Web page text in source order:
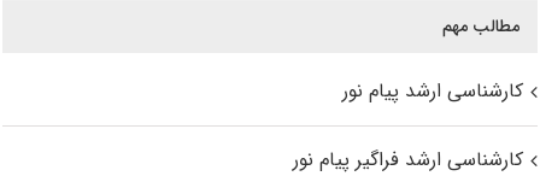
مطالب مهم
کارشناسی ارشد پیام نور
کارشناسی ارشد فراگیر پیام نور